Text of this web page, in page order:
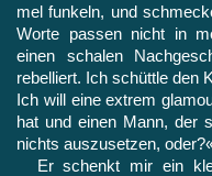
mel funkeln, und
Worte passen nicht in
einen schalen
rebelliert. Ich schüttle den
Ich will eine extrem
hat und einen Mann, der
nichts auszuset­zen,
Er schenkt mir ein